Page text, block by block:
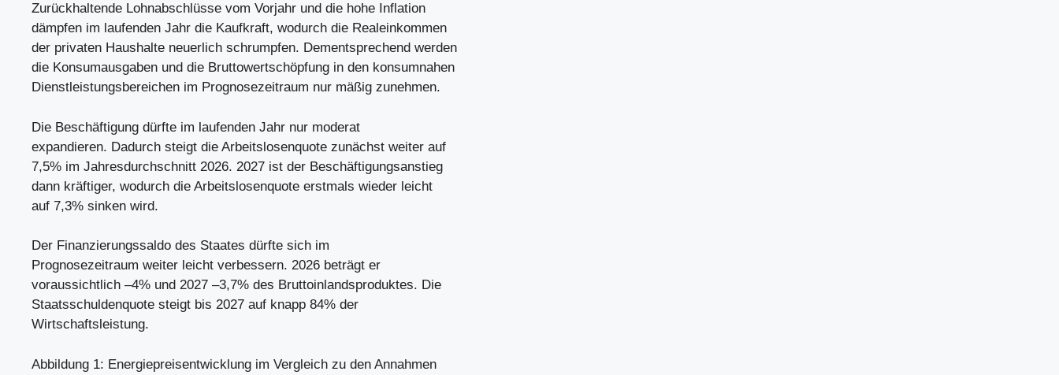
Zurückhaltende Lohnabschlüsse vom Vorjahr und die hohe Inflation
dämpfen im laufenden Jahr die Kaufkraft, wodurch die Realeinkommen
der privaten Haushalte neuerlich schrumpfen. Dementsprechend werden
die Konsumausgaben und die Bruttowertschöpfung in den konsumnahen
Dienstleistungsbereichen im Prognosezeitraum nur mäßig zunehmen.
Die Beschäftigung dürfte im laufenden Jahr nur moderat
expandieren. Dadurch steigt die Arbeitslosenquote zunächst weiter auf
7,5% im Jahresdurchschnitt 2026. 2027 ist der Beschäftigungsanstieg
dann kräftiger, wodurch die Arbeitslosenquote erstmals wieder leicht
auf 7,3% sinken wird.
Der Finanzierungssaldo des Staates dürfte sich im
Prognosezeitraum weiter leicht verbessern. 2026 beträgt er
voraussichtlich –4% und 2027 –3,7% des Bruttoinlandsproduktes. Die
Staatsschuldenquote steigt bis 2027 auf knapp 84% der
Wirtschaftsleistung.
Abbildung 1: Energiepreisentwicklung im Vergleich zu den Annahmen